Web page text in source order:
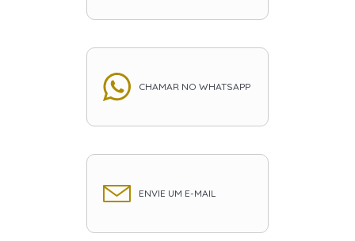
CHAMAR NO WHATSAPP
ENVIE UM E-MAIL